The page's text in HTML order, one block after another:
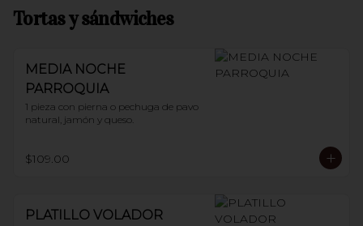
Tortas y sándwiches
MEDIA NOCHE
PARROQUIA
1 pieza con pierna o pechuga de pavo
natural, jamón y queso.
$109.00
PLATILLO VOLADOR